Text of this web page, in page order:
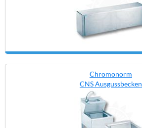
Chromonorm
CNS Ausgussbecken